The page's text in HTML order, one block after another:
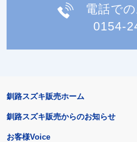
電話で
0154-
釧路スズキ販売ホーム
釧路スズキ販売からのお知らせ
お客様Voice